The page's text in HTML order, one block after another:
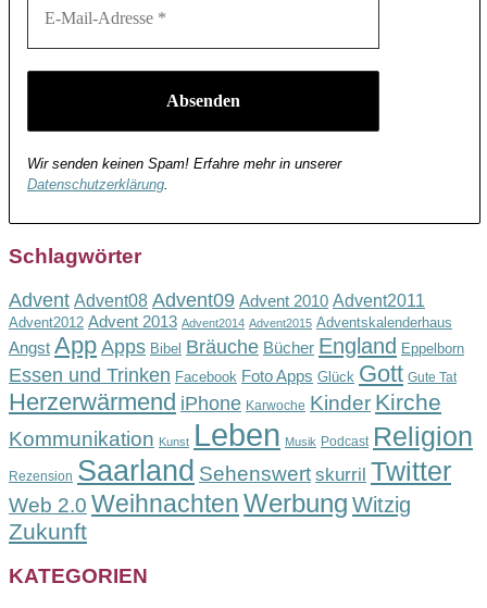
Wir senden keinen Spam! Erfahre mehr in unserer
Datenschutzerklärung.
Schlagwörter
Advent Advent08 Advent09 Advent 2010 Advent2011
Advent2012 Advent 2013 Advent2014 Advent2015 Adventskalenderhaus
Angst App Apps Bibel Bräuche Bücher England Eppelborn
Essen und Trinken Facebook Foto Apps Glück Gott Gute Tat
Herzerwärmend iPhone Karwoche Kinder Kirche
Kommunikation Kunst Leben Musik Podcast Religion
Rezension Saarland Sehenswert skurril Twitter
Web 2.0 WeihnachtenWerbung Witzig
Zukunft
KATEGORIEN